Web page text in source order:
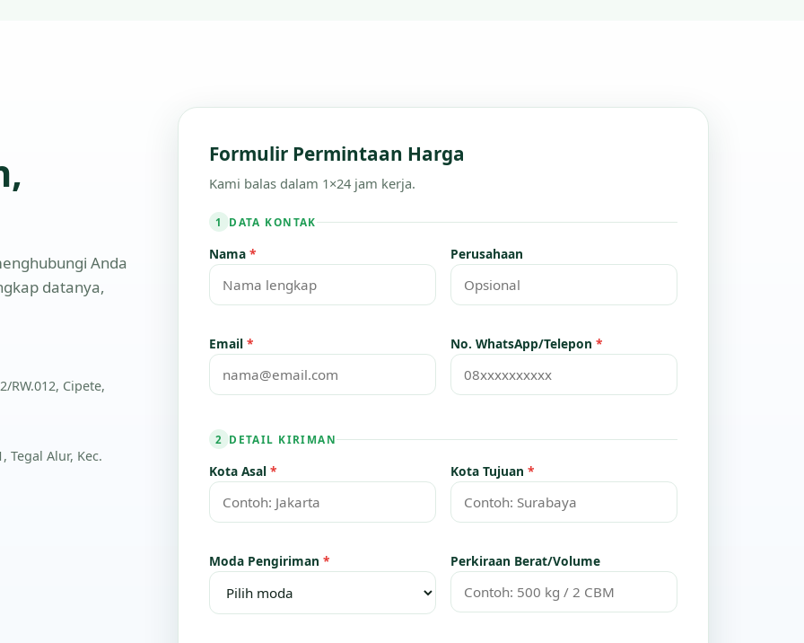
Anda
datanya,
RW.012, Cipete,
Tegal Alur, Kec.
Formulir Permintaan Harga
Kami balas dalam 1×24 jam kerja.
1 DATA KONTAK
Nama* Perusahaan
Email* No. WhatsApp/Telepon*
2 DETAIL KIRIMAN
Kota Asal* Kota Tujuan*
Moda Pengiriman* Perkiraan Berat/Volume